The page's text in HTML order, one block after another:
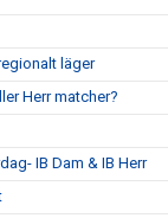
läger
Herr matcher?
IB Dam & IB Herr